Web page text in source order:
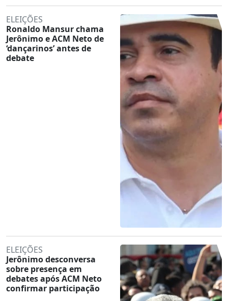
ELEIÇÕES
Ronaldo Mansur chama
Jerônimo e ACM Neto de
‘dançarinos’ antes de
debate
ELEIÇÕES
Jerônimo desconversa
sobre presença em
debates após ACM Neto
confirmar participação